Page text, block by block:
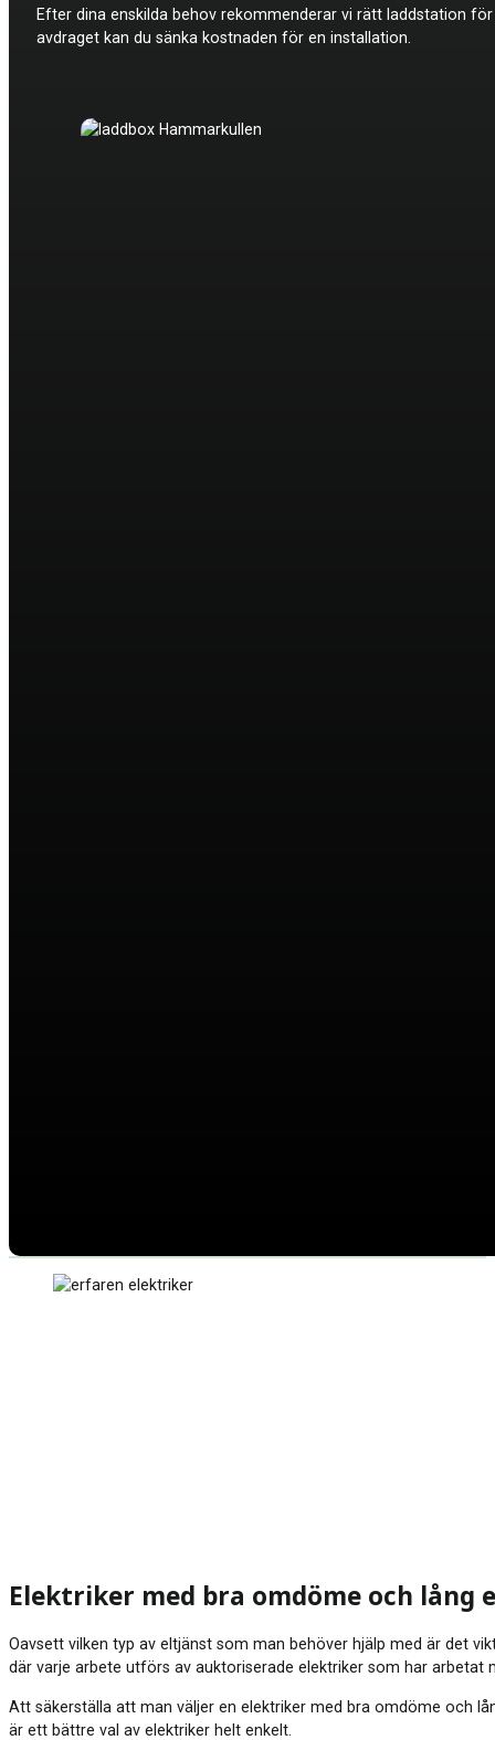
Efter dina enskilda behov rekommenderar vi rätt laddstation
avdraget kan du sänka kostnaden för en installation.
Elektriker med bra omdöme och lång
Oavsett vilken typ av eltjänst som man behöver hjälp med är det
där varje arbete utförs av auktoriserade elektriker som har arbetat
Att säkerställa att man väljer en elektriker med bra omdöme och
är ett bättre val av elektriker helt enkelt.